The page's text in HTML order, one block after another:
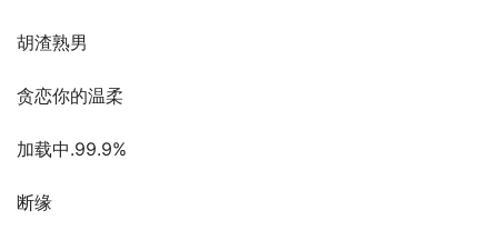
胡渣熟男
贪恋你的温柔
加载中.99.9%
断缘